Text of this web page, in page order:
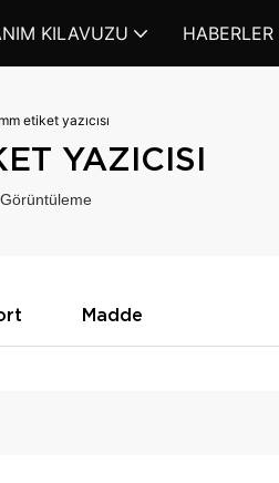
KILAVUZU HABERLER
etiket yazıcısı
YAZICISI
Madde